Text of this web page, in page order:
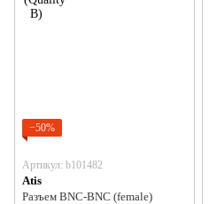
−50%
Артикул: b101482
Atis
Разъем BNC-BNC (female)